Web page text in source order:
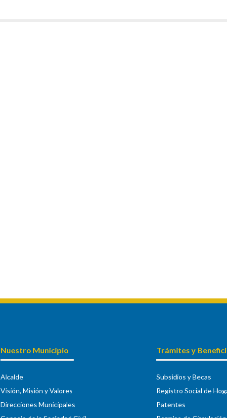
Nuestro Municipio
Alcalde
Visión, Misión y Valores
Direcciones Municipales
Trámites y
Subsidios y Becas
Registro Social de
Patentes